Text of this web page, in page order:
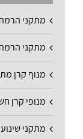
מתקני
מתקני הרמה
מנוף קרן
מנופי קרן
מתקני